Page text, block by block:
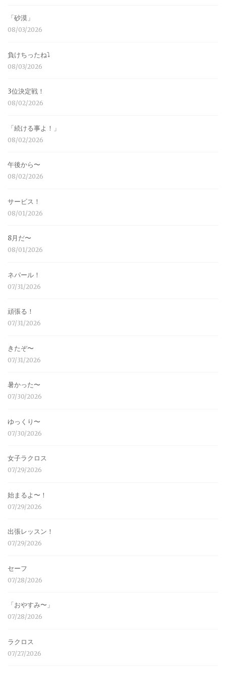
「砂漠」
08/03/2026
負けちったね⤵︎
08/03/2026
3位決定戦！
08/02/2026
「続ける事よ！」
08/02/2026
午後から〜
08/02/2026
サービス！
08/01/2026
8月だ〜
08/01/2026
ネパール！
07/31/2026
頑張る！
07/31/2026
きたぞ〜
07/31/2026
暑かった〜
07/30/2026
ゆっくり〜
07/30/2026
女子ラクロス
07/29/2026
始まるよ〜！
07/29/2026
出張レッスン！
07/29/2026
セーフ
07/28/2026
「おやすみ〜」
07/28/2026
ラクロス
07/27/2026